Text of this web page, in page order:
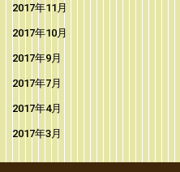
2017年11月
2017年10月
2017年9月
2017年7月
2017年4月
2017年3月